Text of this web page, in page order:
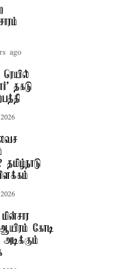
ago
தகடு
ஆயிரம் கோடி